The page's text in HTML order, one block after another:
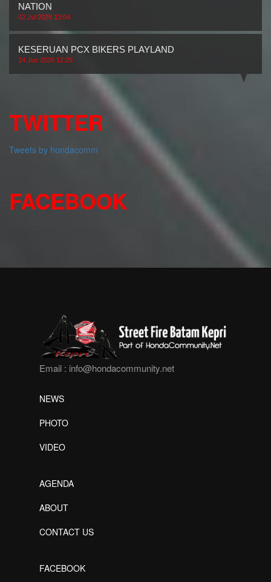
NATION
02 Jul 2026 13:04
KESERUAN PCX BIKERS PLAYLAND
24 Jun 2026 12:25
TWITTER
Tweets by hondacomm
FACEBOOK
Email : info@hondacommunity.net
NEWS
PHOTO
VIDEO
AGENDA
ABOUT
CONTACT US
FACEBOOK